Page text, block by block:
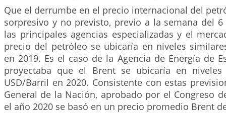
Que el derrumbe en el precio internacional del
sorpresivo y no previsto, previo a la semana del 6
las principales agencias especializadas y el
precio del petróleo se ubicaría en niveles
en 2019. Es el caso de la Agencia de Energía de
proyectaba que el Brent se ubicaría en
USD/Barril en 2020. Consistente con estas
General de la Nación, aprobado por el Congreso
el año 2020 se basó en un precio promedio Brent